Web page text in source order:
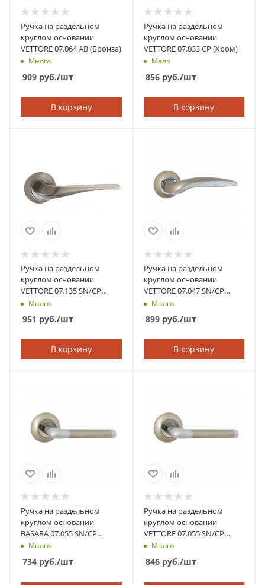
Ручка на раздельном
круглом основании
VETTORE 07.064 AB (Бронза)
Много
909 руб./шт
В корзину
Ручка на раздельном
круглом основании
VETTORE 07.033 CP (Хром)
Мало
856руб./шт
В корзину
Ручка на раздельном
круглом основании
VETTORE 07.135 SN/CP
(Сатин/Хром)
Много
951 руб./шт
В корзину
Ручка на раздельном
круглом основании
VETTORE 07.047 SN/CP
(Сатин/Хром)
Много
899руб./шт
В корзину
Ручка на раздельном
круглом основании
BASARA 07.055 SN/CP
(Сатин/Хром)
Много
734 руб./шт
Ручка на раздельном
круглом основании
VETTORE 07.055 SN/CP
(Сатин/Хром)
Много
846руб./шт